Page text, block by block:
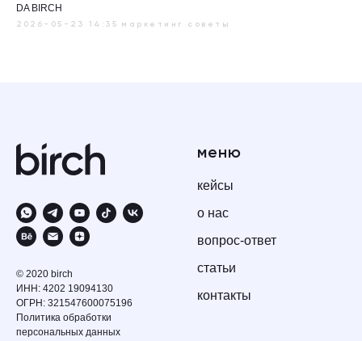
DA BIRCH
2026-05-23 14:35 маркетинг советы
© 2020 birch
ИНН: 4202 19094130
ОГРН: 321547600075196
Политика обработки
персональных данных
меню
кейсы
о нас
вопрос-ответ
статьи
контакты